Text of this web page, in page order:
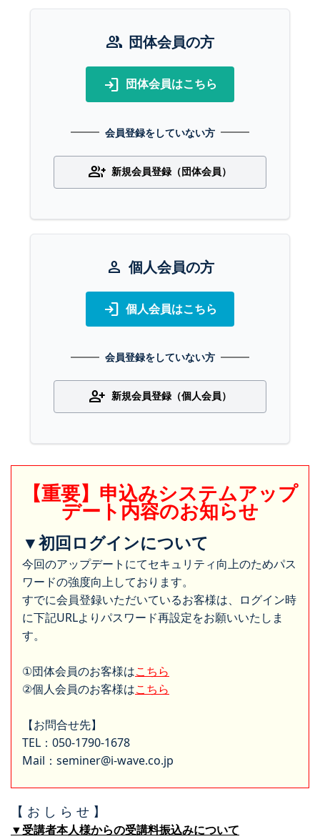
group 団体会員の方
login 団体会員はこちら
会員登録をしていない方
group_add 新規会員登録（団体会員）
person 個人会員の方
login 個人会員はこちら
会員登録をしていない方
person_add 新規会員登録（個人会員）
【重要】申込みシステムアップ
デート内容のお知らせ
▼初回ログインについて
今回のアップデートにてセキュリティ向上のためパス
ワードの強度向上しております。
すでに会員登録いただいているお客様は、ログイン時
に下記URLよりパスワード再設定をお願いいたしま
す。
①団体会員のお客様はこちら
②個人会員のお客様はこちら
【お問合せ先】
TEL：050-1790-1678
Mail：seminer@i-wave.co.jp
【 お し ら せ 】
▼受講者本人様からの受講料振込みについて